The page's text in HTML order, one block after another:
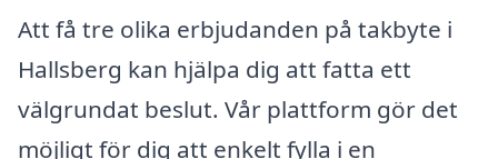
Att få tre olika erbjudanden på takbyte i
Hallsberg kan hjälpa dig att fatta ett
välgrundat beslut. Vår plattform gör det
möjligt för dig att enkelt fylla i en